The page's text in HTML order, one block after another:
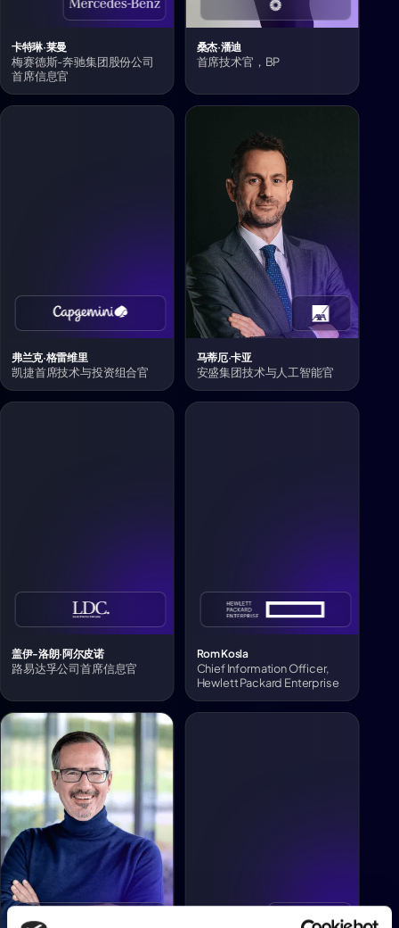
卡特琳·莱曼
梅赛德斯-奔驰集团股份公司
首席信息官
桑杰·潘迪
首席技术官，BP
弗兰克·格雷维里
凯捷首席技术与投资组合官
马蒂厄·卡亚
安盛集团技术与人工智能官
盖伊-洛朗·阿尔皮诺
路易达孚公司首席信息官
Rom Kosla
Chief Information Officer,
Hewlett Packard Enterprise